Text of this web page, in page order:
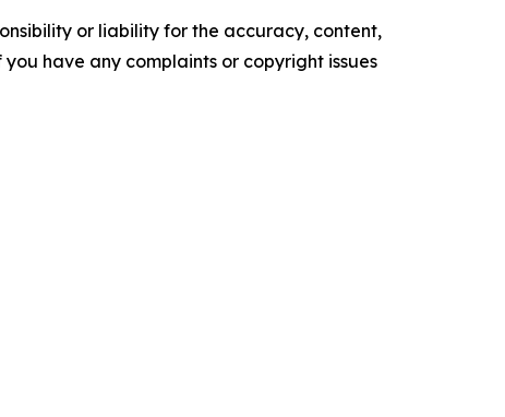
or liability for the accuracy, content,
have any complaints or copyright issues